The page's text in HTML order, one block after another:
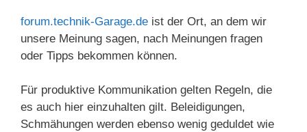
forum.technik-Garage.de ist der Ort, an dem wir
unsere Meinung sagen, nach Meinungen fragen
oder Tipps bekommen können.
Für produktive Kommunikation gelten Regeln, die
es auch hier einzuhalten gilt. Beleidigungen,
Schmähungen werden ebenso wenig geduldet wie